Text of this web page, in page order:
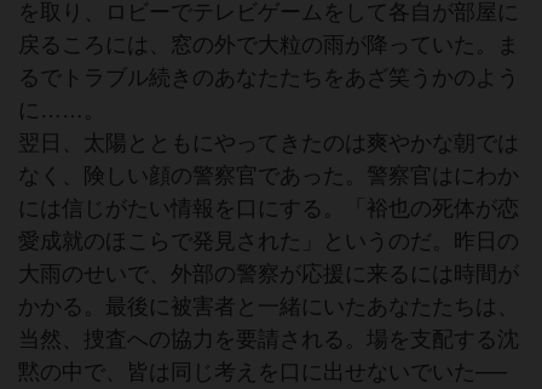
を取り、ロビーでテレビゲームをして各自が部屋に
戻るころには、窓の外で大粒の雨が降っていた。ま
るでトラブル続きのあなたたちをあざ笑うかのよう
に……。
翌日、太陽とともにやってきたのは爽やかな朝では
なく、険しい顔の警察官であった。警察官はにわか
には信じがたい情報を口にする。「裕也の死体が恋
愛成就のほこらで発見された」というのだ。昨日の
大雨のせいで、外部の警察が応援に来るには時間が
かかる。最後に被害者と一緒にいたあなたたちは、
当然、捜査への協力を要請される。場を支配する沈
黙の中で、皆は同じ考えを口に出せないでいた──